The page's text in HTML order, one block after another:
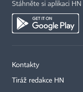
Stáhněte si aplikaci HN
Kontakty
Tiráž redakce HN